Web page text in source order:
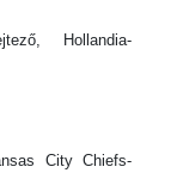
Hollandia-
City Chiefs-